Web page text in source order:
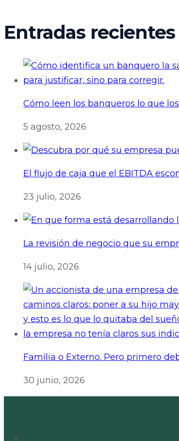
Entradas recientes
Cómo leen los banqueros lo que
5 agosto, 2026
El flujo de caja que el EBITDA
23 julio, 2026
La revisión de negocio que su
14 julio, 2026
Familia o Externo. Pero primero
30 junio, 2026